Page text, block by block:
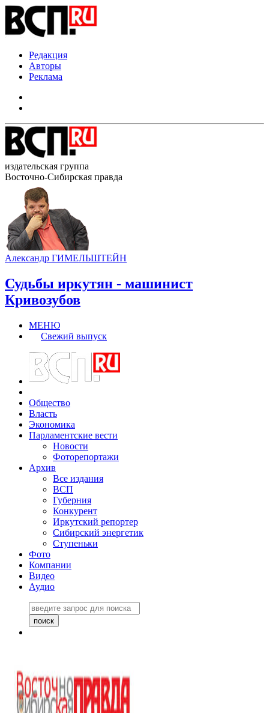
Редакция
Авторы
Реклама
издательская группа
Восточно-Сибирская правда
Александр ГИМЕЛЬШТЕЙН
Судьбы иркутян - машинист
Кривозубов
МЕНЮ
Свежий выпуск
Общество
Власть
Экономика
Парламентские вести
Новости
Фоторепортажи
Архив
Все издания
ВСП
Губерния
Конкурент
Иркутский репортер
Сибирский энергетик
Ступеньки
Фото
Компании
Видео
Аудио